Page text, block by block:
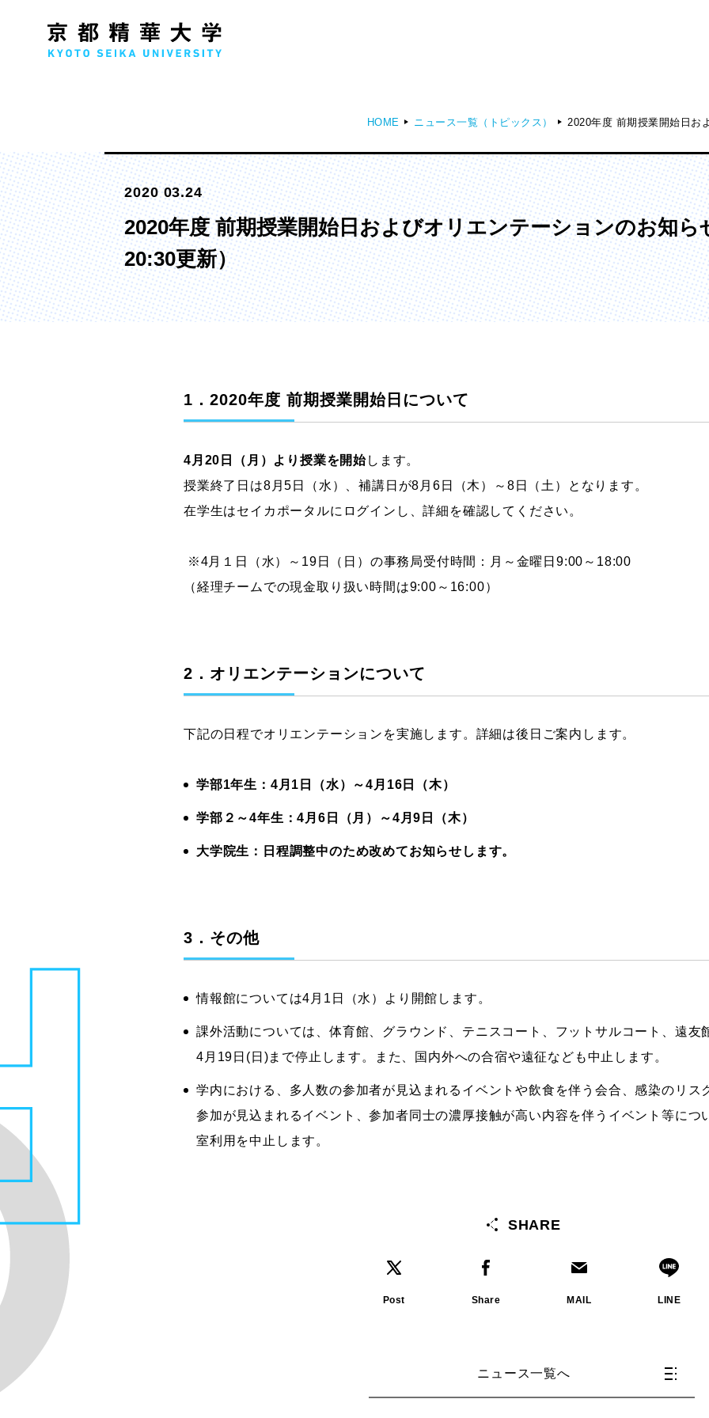
人文学部
歴史コース
文学コース
社会コース
国際文化コース
国際日本学コース
メディア表現学部
メディア表現学科
芸術学部
造形学科
デジタルクリエイションコース
新世代マンガコース
アニメーションコース
HOME ニュース一覧（トピックス） 2020年度 前期授業開始日お
2020 03.24
2020年度 前期授業開始日およびオリエンテーションのお知ら
20:30更新）
1．2020年度 前期授業開始日について
4月20日（月）より授業を開始します。
授業終了日は8月5日（水）、補講日が8月6日（木）～8日（土）となります。
在学生はセイカポータルにログインし、詳細を確認してください。
※4月１日（水）～19日（日）の事務局受付時間：月～金曜日9:00～18:00
（経理チームでの現金取り扱い時間は9:00～16:00）
2．オリエンテーションについて
下記の日程でオリエンテーションを実施します。詳細は後日ご案内します。
学部1年生：4月1日（水）～4月16日（木）
学部２～4年生：4月6日（月）～4月9日（木）
大学院生：日程調整中のため改めてお知らせします。
3．その他
情報館については4月1日（水）より開館します。
課外活動については、体育館、グラウンド、テニスコート、フットサルコート、遠友
4月19日(日)まで停止します。また、国内外への合宿や遠征なども中止します。
学内における、多人数の参加者が見込まれるイベントや飲食を伴う会合、感染のリス
参加が見込まれるイベント、参加者同士の濃厚接触が高い内容を伴うイベント等につ
室利用を中止します。
SHARE
Post Share MAIL LINE
ニュース一覧へ